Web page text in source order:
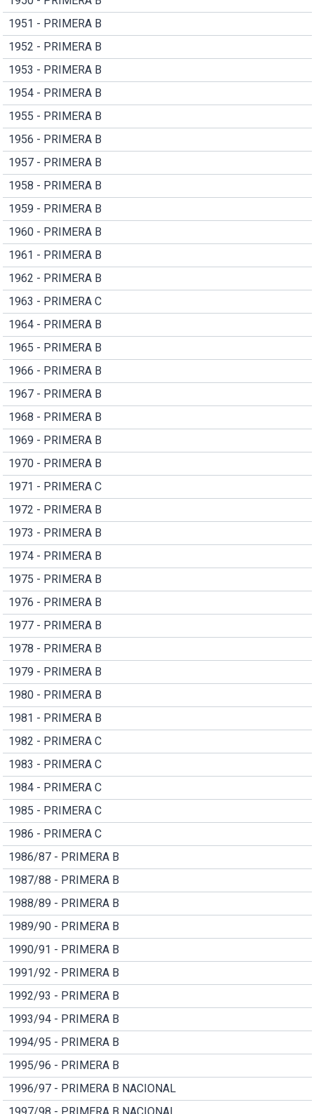
1951 - PRIMERA B
1952 - PRIMERA B
1953 - PRIMERA B
1954 - PRIMERA B
1955 - PRIMERA B
1956 - PRIMERA B
1957 - PRIMERA B
1958 - PRIMERA B
1959 - PRIMERA B
1960 - PRIMERA B
1961 - PRIMERA B
1962 - PRIMERA B
1963 - PRIMERA C
1964 - PRIMERA B
1965 - PRIMERA B
1966 - PRIMERA B
1967 - PRIMERA B
1968 - PRIMERA B
1969 - PRIMERA B
1970 - PRIMERA B
1971 - PRIMERA C
1972 - PRIMERA B
1973 - PRIMERA B
1974 - PRIMERA B
1975 - PRIMERA B
1976 - PRIMERA B
1977 - PRIMERA B
1978 - PRIMERA B
1979 - PRIMERA B
1980 - PRIMERA B
1981 - PRIMERA B
1982 - PRIMERA C
1983 - PRIMERA C
1984 - PRIMERA C
1985 - PRIMERA C
1986 - PRIMERA C
1986/87 - PRIMERA B
1987/88 - PRIMERA B
1988/89 - PRIMERA B
1989/90 - PRIMERA B
1990/91 - PRIMERA B
1991/92 - PRIMERA B
1992/93 - PRIMERA B
1993/94 - PRIMERA B
1994/95 - PRIMERA B
1995/96 - PRIMERA B
1996/97 - PRIMERA B NACIONAL